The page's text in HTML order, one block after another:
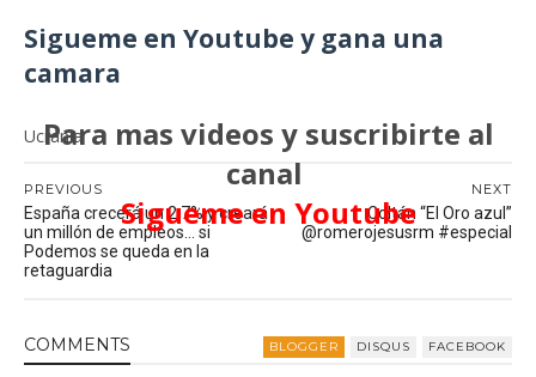
Sigueme en Youtube y gana una
camara
Para mas videos y suscribirte al
canal
Sigueme en Youtube
Ucrania
NEXT
Coltán “El Oro azul”
@romerojesusrm #especial
PREVIOUS
España crecerá un 2,7% y creará
un millón de empleos… si
Podemos se queda en la
retaguardia
COMMENTS BLOGGER DISQUS FACEBOOK